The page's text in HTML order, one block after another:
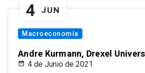
4 JUN
Macroeconomía
Andre Kurmann, Drexel
4 de Junio de 2021